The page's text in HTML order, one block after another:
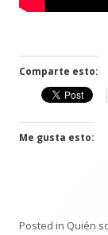
Comparte esto:
Me gusta esto:
Posted in Quién